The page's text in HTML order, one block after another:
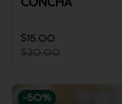
CONCHA
$15.00
$30.00
-50%